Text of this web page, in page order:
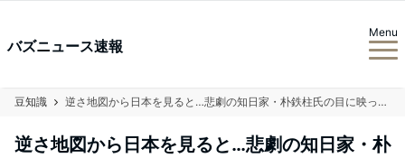
バズニュース速報
Menu
豆知識 逆さ地図から日本を見ると…悲劇の知日家・朴鉄柱氏の目に映った日本とは…
逆さ地図から日本を見ると…悲劇の知日家・朴